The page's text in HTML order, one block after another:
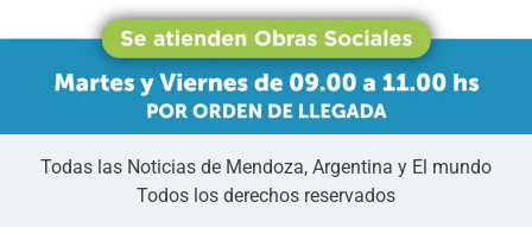
Todas las Noticias de Mendoza, Argentina y El mundo
Todos los derechos reservados